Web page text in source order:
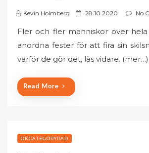
Kevin Holmberg
P
s
t
e
28.10.2020 No
Fler och fler människor över
anordna fester för att fira sin
varför de gör det, läs vidare. (mer…)
Read More
OKCATEGORYRAD